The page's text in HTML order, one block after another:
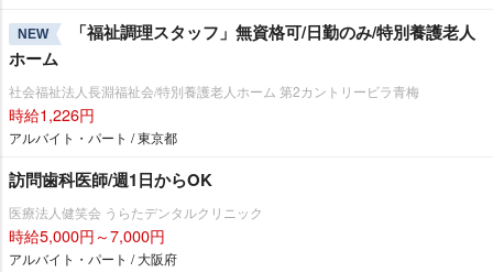
NEW
「福祉調理スタッフ」無資格可/日勤のみ/特別養護老人
ホーム
社会福祉法人長淵福祉会/特別養護老人ホーム 第2カントリービラ青梅
時給1,226円
アルバイト・パート / 東京都
訪問歯科医師/週1日からOK
医療法人健笑会 うらたデンタルクリニック
時給5,000円～7,000円
アルバイト・パート / 大阪府